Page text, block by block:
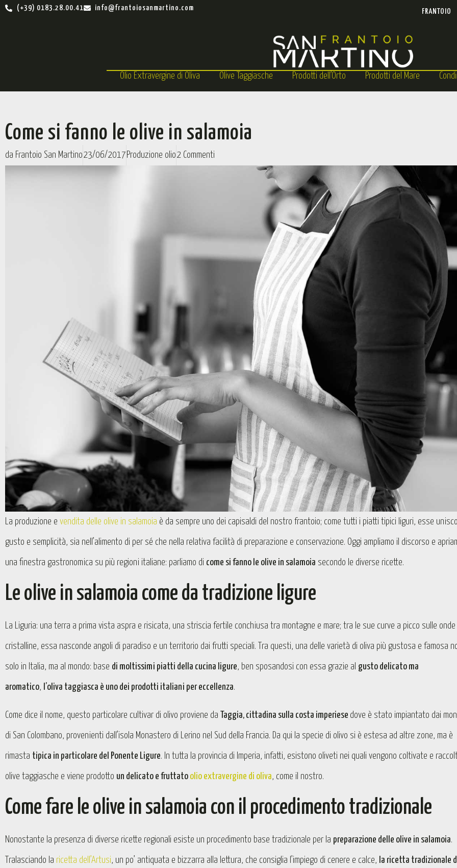
(+39) 0183.28.00.41 info@frantoiosanmartino.com FRANTOIO
Olio Extravergine di Oliva Olive Taggiasche Prodotti dell’Orto Prodotti del Mare
Come si fanno le olive in salamoia
da Frantoio San Martino23/06/2017 Produzione olio2 Commenti
La produzione e vendita delle olive in salamoia è da sempre uno dei capisaldi del nostro frantoio; come tutti i piatti tipici liguri, esse
gusto e semplicità, sia nell’alimento di per sé che nella relativa facilità di preparazione e conservazione. Oggi ampliamo il discorso e
una finestra gastronomica su più regioni italiane: parliamo di come si fanno le olive in salamoia secondo le diverse ricette.
Le olive in salamoia come da tradizione ligure
La Liguria: una terra a prima vista aspra e risicata, una striscia fertile conchiusa tra montagne e mare; tra le sue curve a picco sulle onde
cristalline, essa nasconde angoli di paradiso e un territorio dai frutti speciali. Tra questi, una delle varietà di oliva più gustosa e famosa
solo in Italia, ma al mondo: base di moltissimi piatti della cucina ligure, ben sposandosi con essa grazie al gusto delicato ma
aromatico, l’oliva taggiasca è uno dei prodotti italiani per eccellenza.
Come dice il nome, questo particolare cultivar di olivo proviene da Taggia, cittadina sulla costa imperiese dove è stato impiantato dai
di San Colombano, provenienti dall’isola Monastero di Lerino nel Sud della Francia. Da qui la specie di olivo si è estesa ad altre zone, ma è
rimasta tipica in particolare del Ponente Ligure. In tutta la provincia di Imperia, infatti, esistono oliveti nei quali vengono coltivate e
olive taggiasche e viene prodotto un delicato e fruttato olio extravergine di oliva, come il nostro.
Come fare le olive in salamoia con il procedimento tradizionale
Nonostante la presenza di diverse ricette regionali esiste un procedimento base tradizionale per la preparazione delle olive in salamoia.
Tralasciando la ricetta dell’Artusi, un po’ antiquata e bizzarra alla lettura, che consiglia l’impiego di cenere e calce, la ricetta tradizionale